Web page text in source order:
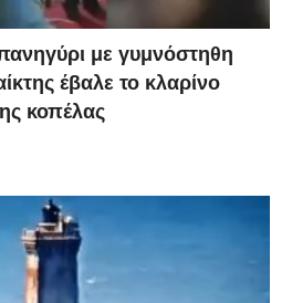
με γυμνόστηθη
έβαλε το κλαρίνο
κοπέλας